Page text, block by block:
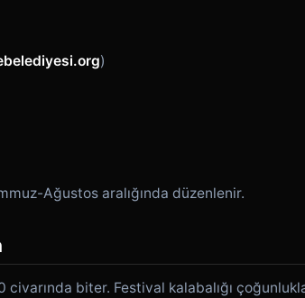
)
Ağustos aralığında düzenlenir.
biter. Festival kalabalığı